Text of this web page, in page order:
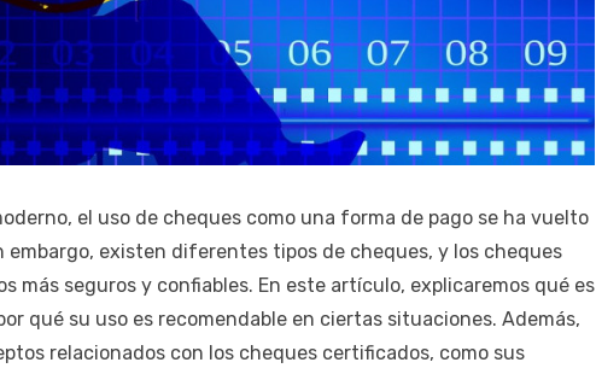
el uso de cheques como una forma de pago se ha vuelto
embargo, existen diferentes tipos de cheques, y los cheques
más seguros y confiables. En este artículo, explicaremos qué es
qué su uso es recomendable en ciertas situaciones. Además,
relacionados con los cheques certificados, como sus